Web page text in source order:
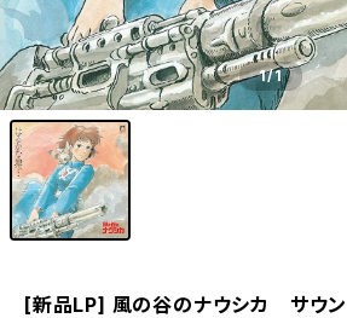
1/1
[新品LP] 風の谷のナウシカ サウ